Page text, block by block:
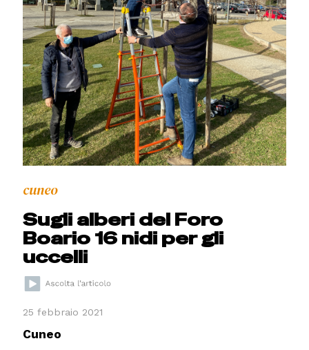
cuneo
Sugli alberi del Foro
Boario 16 nidi per gli
uccelli
25 febbraio 2021
Cuneo